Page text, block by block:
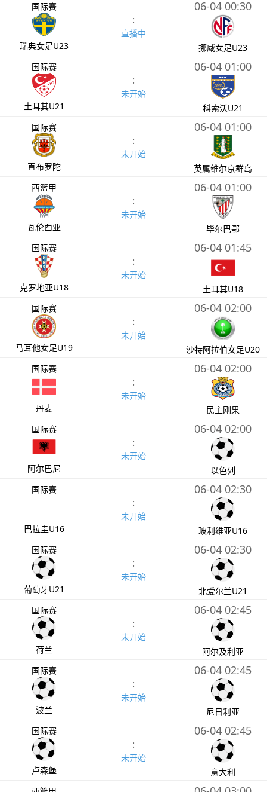
国际赛
瑞典女足U23
:
直播中
06-04 00:30
挪威女足U23
国际赛
土耳其U21
:
未开始
06-04 01:00
科索沃U21
国际赛
直布罗陀
:
未开始
06-04 01:00
英属维尔京群岛
西篮甲
瓦伦西亚
:
未开始
06-04 01:00
毕尔巴鄂
国际赛
克罗地亚U18
:
未开始
06-04 01:45
土耳其U18
国际赛
马耳他女足U19
:
未开始
06-04 02:00
沙特阿拉伯女足U20
国际赛
丹麦
:
未开始
06-04 02:00
民主刚果
国际赛
阿尔巴尼
:
未开始
06-04 02:00
以色列
国际赛
巴拉圭U16
:
未开始
06-04 02:30
玻利维亚U16
国际赛
葡萄牙U21
:
未开始
06-04 02:30
北爱尔兰U21
国际赛
荷兰
:
未开始
06-04 02:45
阿尔及利亚
国际赛
波兰
:
未开始
06-04 02:45
尼日利亚
国际赛
卢森堡
:
未开始
06-04 02:45
意大利